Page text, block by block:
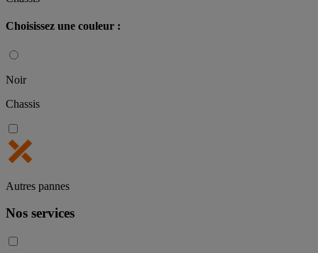
Choisissez une couleur :
Noir
Chassis
Autres pannes
Nos services